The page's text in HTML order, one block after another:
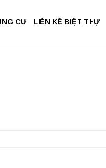
CƯ LIỀN KỀ BIỆT THỰ